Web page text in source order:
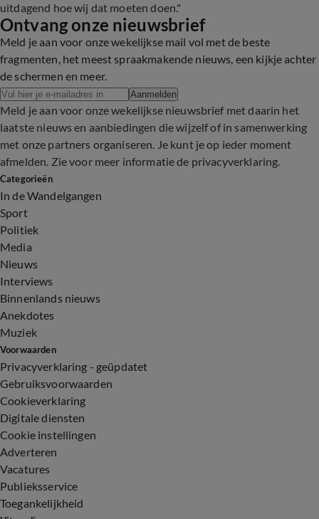
uitdagend hoe wij dat moeten doen."
Ontvang onze nieuwsbrief
Meld je aan voor onze wekelijkse mail vol met de beste
fragmenten, het meest spraakmakende nieuws, een kijkje achter
de schermen en meer.
Aanmelden
Meld je aan voor onze wekelijkse nieuwsbrief met daarin het
laatste nieuws en aanbiedingen die wijzelf of in samenwerking
met onze partners organiseren. Je kunt je op ieder moment
afmelden. Zie voor meer informatie de privacyverklaring.
Categorieën
In de Wandelgangen
Sport
Politiek
Media
Nieuws
Interviews
Binnenlands nieuws
Anekdotes
Muziek
Voorwaarden
Privacyverklaring - geüpdatet
Gebruiksvoorwaarden
Cookieverklaring
Digitale diensten
Cookie instellingen
Adverteren
Vacatures
Publieksservice
Toegankelijkheid